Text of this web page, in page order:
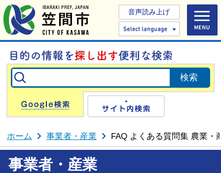
音声読み上げ
Select
Google検索
ホーム 事業者・産業 FAQ よくある質問集 農業・
事業者・産業